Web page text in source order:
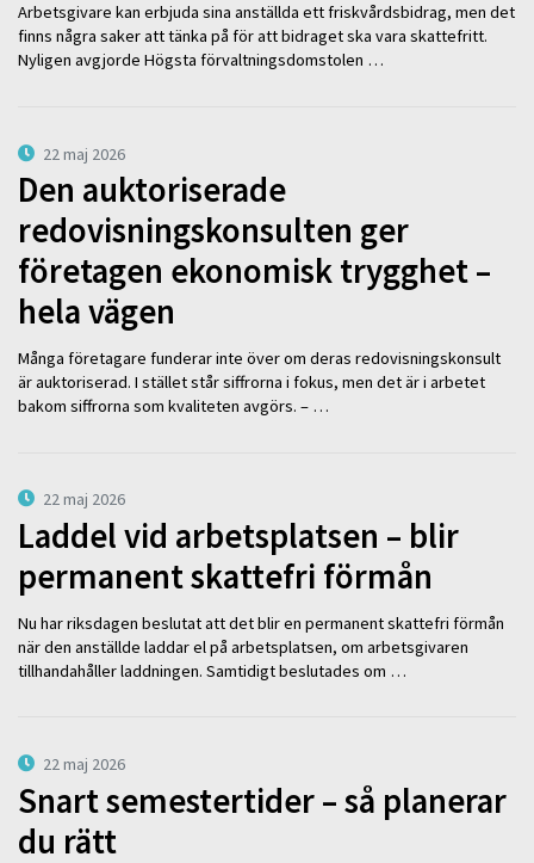
Arbetsgivare kan erbjuda sina anställda ett friskvårdsbidrag, men det
finns några saker att tänka på för att bidraget ska vara skattefritt.
Nyligen avgjorde Högsta förvaltningsdomstolen …
22 maj 2026
Den auktoriserade
redovisningskonsulten ger
företagen ekonomisk trygghet –
hela vägen
Många företagare funderar inte över om deras redovisningskonsult
är auktoriserad. I stället står siffrorna i fokus, men det är i arbetet
bakom siffrorna som kvaliteten avgörs. – …
22 maj 2026
Laddel vid arbetsplatsen – blir
permanent skattefri förmån
Nu har riksdagen beslutat att det blir en permanent skattefri förmån
när den anställde laddar el på arbetsplatsen, om arbetsgivaren
tillhandahåller laddningen. Samtidigt beslutades om …
22 maj 2026
Snart semestertider – så planerar
du rätt